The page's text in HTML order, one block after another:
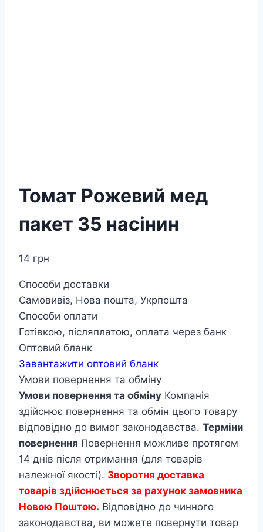
Томат Рожевий мед
пакет 35 насінин
14 грн
Способи доставки
Самовивіз, Нова пошта, Укрпошта
Способи оплати
Готівкою, післяплатою, оплата через банк
Оптовий бланк
Завантажити оптовий бланк
Умови повернення та обміну
Умови повернення та обміну Компанія
здійснює повернення та обмін цього товару
відповідно до вимог законодавства. Терміни
повернення Повернення можливе протягом
14 днів після отримання (для товарів
належної якості). Зворотня доставка
товарів здійснюється за рахунок замовника
Новою Поштою. Відповідно до чинного
законодавства, ви можете повернути товар